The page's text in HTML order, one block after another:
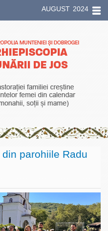
AUGUST 2024
parohiile Radu